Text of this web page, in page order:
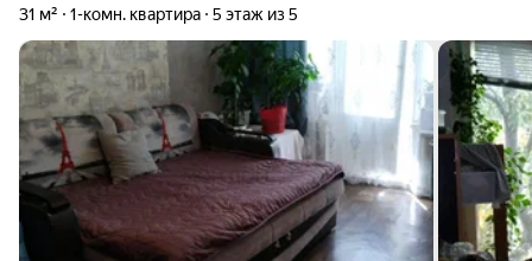
31 м² 1-комн. квартира 5 этаж из 5